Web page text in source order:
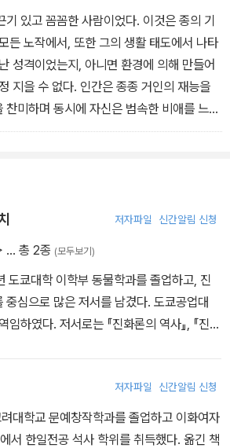
기 있고 꼼꼼한 사람이었다. 이것은 종의 기
든 노작에서, 또한 그의 생활 태도에서 나타
성격이었는지, 아니면 환경에 의해 만들어
지을 수 없다. 인간은 종종 거인의 재능을
찬미하며 동시에 자신은 범속한 비애를 느끼
은 인간이 만들 수 있는 것, 단련할 수 있는
, 혹은 우리 시대의 다윈을 만드는 것이 불가
지는 않는다.
저자파일 신간알림 신청
… 총 2종 (모두보기)
쿄대학 이학부 동물학과를 졸업하고, 진
중심으로 많은 저서를 남겼다. 도쿄공업대
하였다. 저서로는 『진화론의 역사』, 『진화
저자파일 신간알림 신청
대학교 문예창작학과를 졸업하고 이화여자
서 한일전공 석사 학위를 취득했다. 옮긴 책